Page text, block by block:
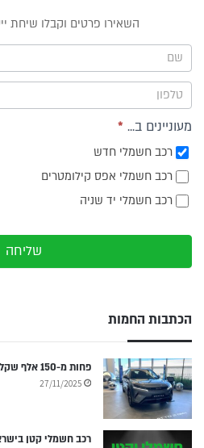
תפריט
צד
השאירו פרטים וקבלו שיחת
מעוניינים ב... *
רכב חשמלי חדש
רכב חשמלי אפס קילומטרים
רכב חשמלי יד שניה
שליחה
הכתבות החמות
פחות מ-150 אלף שקלים: BYD אטו 2 בישראל
27/11/2025
רכב חשמלי קטן